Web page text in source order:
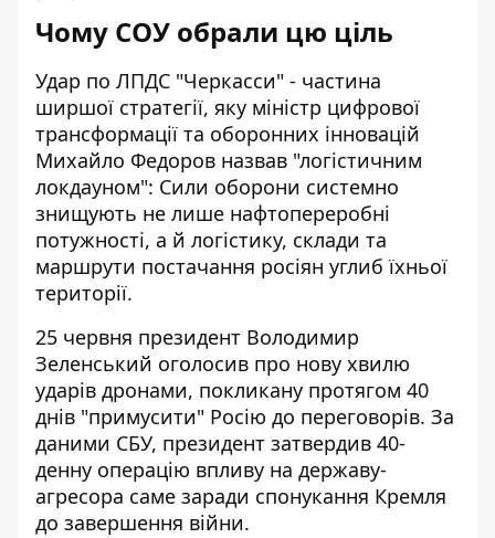
Чому СОУ обрали цю ціль
Удар по ЛПДС "Черкасси" - частина
ширшої стратегії, яку міністр цифрової
трансформації та оборонних інновацій
Михайло Федоров назвав "логістичним
локдауном": Сили оборони системно
знищують не лише нафтопереробні
потужності, а й логістику, склади та
маршрути постачання росіян углиб їхньої
території.
25 червня президент Володимир
Зеленський оголосив про нову хвилю
ударів дронами, покликану протягом 40
днів "примусити" Росію до переговорів. За
даними СБУ, президент затвердив 40-
денну операцію впливу на державу-
агресора саме заради спонукання Кремля
до завершення війни.